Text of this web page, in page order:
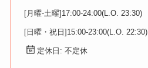
[月曜-土曜]17:00-24:00(L.O. 23:30)
[日曜・祝日]15:00-23:00(L.O. 22:30)
定休日: 不定休